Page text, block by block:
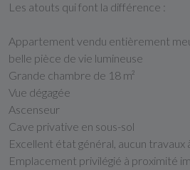
Les atouts qui font la différence :
Appartement vendu entièrement
belle pièce de vie lumineuse
Grande chambre de 18 m²
Vue dégagée
Ascenseur
Cave privative en sous-sol
Excellent état général, aucun travaux
Emplacement privilégié à proximité